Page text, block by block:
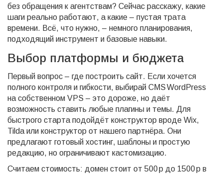
без обращения к агентствам? Сейчас расскажу, какие
шаги реально работают, а какие – пустая трата
времени. Всё, что нужно, – немного планирования,
подходящий инструмент и базовые навыки.
Выбор платформы и бюджета
Первый вопрос – где построить сайт. Если хочется
полного контроля и гибкости, выбирай CMS WordPress
на собственном VPS – это дороже, но даёт
возможность ставить любые плагины и темы. Для
быстрого старта подойдёт конструктор вроде Wix,
Tilda или конструктор от нашего партнёра. Они
предлагают готовый хостинг, шаблоны и простую
редакцию, но ограничивают кастомизацию.
Считаем стоимость: домен стоит от 500 р до 1500 р в